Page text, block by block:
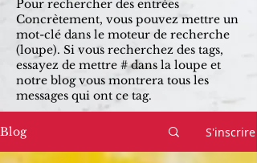
Pour rechercher des entrées ​
Concrètement, vous pouvez mettre un
mot-clé dans le moteur de recherche
(loupe). Si vous recherchez des tags,
essayez de mettre # dans la loupe et
notre blog vous montrera tous les
messages qui ont ce tag.
Blog S'inscrire